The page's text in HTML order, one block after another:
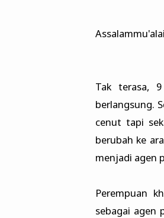
Tak terasa,
berlangsung.
cenut tapi
berubah ke
menjadi agen
Perempuan
sebagai agen